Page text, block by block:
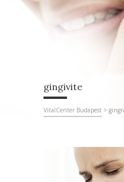
gingivite
VitalCenter Budapest >